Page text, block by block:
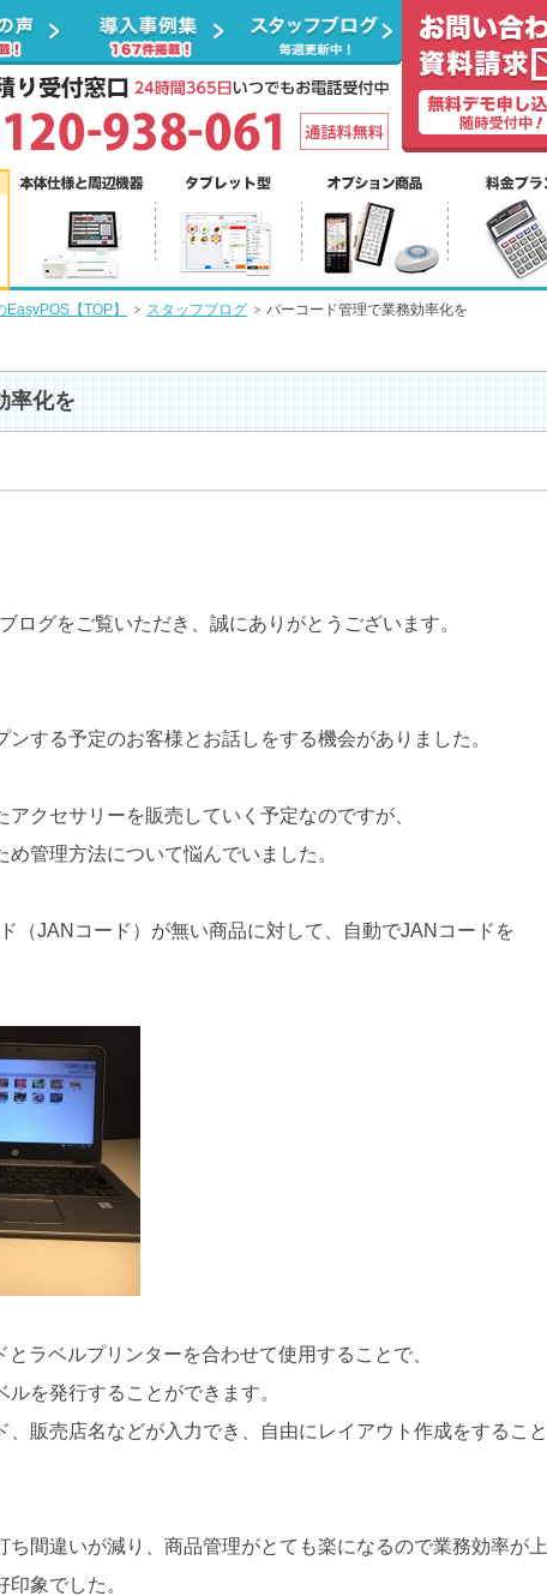
EasyPOS【TOP】 スタッフブログ バーコード管理で業務効率化を
率化を
ログをご覧いただき、誠にありがとうございます。
する予定のお客様とお話しをする機会がありました。
クセサリーを販売していく予定なのですが、
管理方法について悩んでいました。
（JANコード）が無い商品に対して、自動でJANコードを
ラベルプリンターを合わせて使用することで、
を発行することができます。
、販売店名などが入力でき、自由にレイアウト作成をすること
ち間違いが減り、商品管理がとても楽になるので業務効率が上
象でした。